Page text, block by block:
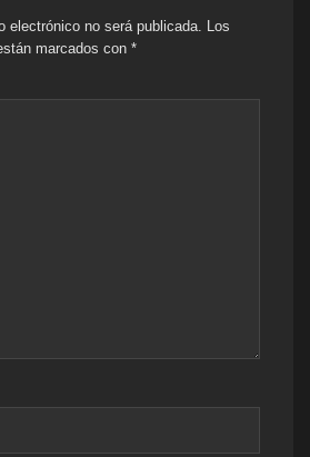
electrónico no será publicada. Los
marcados con *